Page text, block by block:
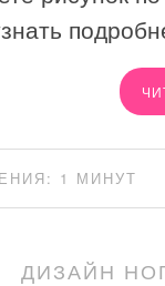
1 МИНУТ
ДИЗАЙН